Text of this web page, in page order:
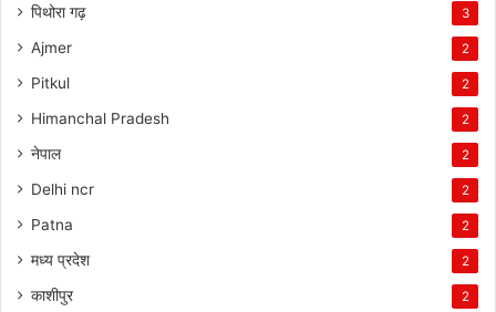
पिथोरा गढ़ 3
Ajmer 2
Pitkul 2
Himanchal Pradesh 2
नेपाल 2
Delhi ncr 2
Patna 2
मध्य प्रदेश 2
काशीपुर 2